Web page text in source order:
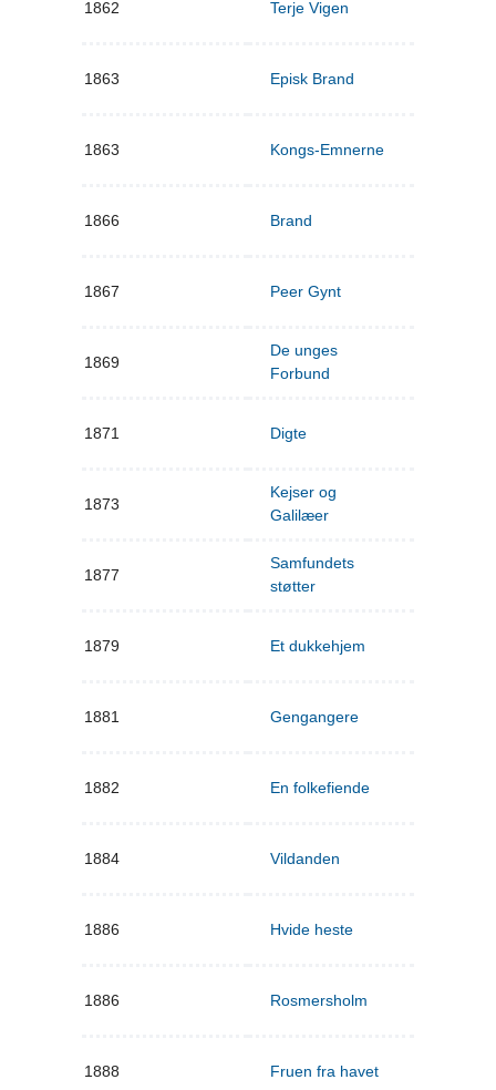
1862 Terje Vigen
1863 Episk Brand
1863 Kongs-Emnerne
1866 Brand
1867 Peer Gynt
1869
De unges
Forbund
1871 Digte
1873
Kejser og
Galilæer
1877
Samfundets
støtter
1879 Et dukkehjem
1881 Gengangere
1882 En folkefiende
1884 Vildanden
1886 Hvide heste
1886 Rosmersholm
1888 Fruen fra havet